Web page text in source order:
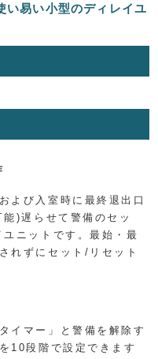
い易い小型のディレイユ
よび入室時に最終退出口
)遅らせて警備のセッ
ニットです。最始・最
れずにセット/リセット
イマー」と警備を解除す
10段階で設定できます